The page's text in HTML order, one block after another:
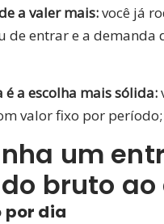
a valer mais:você já
de entrar e a
a escolha mais sólida:
valor fixo por
um
bruto ao
por dia